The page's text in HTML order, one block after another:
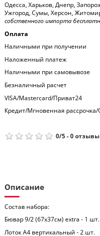
Одесса, Харьков, Днепр,
Ужгород, Сумы, Херсон,
собственного импорта
Оплата
Наличными при получении
Наложенный платеж
Наличными при самовывозе
Безналичный расчет
VISA/Mastercard/Приват24
Кредит/Мгновенная
0/5-0отзывы
Описание
Состав набора:
Бювар 9/2 (67x37см) extra - 1 шт.
Лоток А4 вертикальный - 2 шт.